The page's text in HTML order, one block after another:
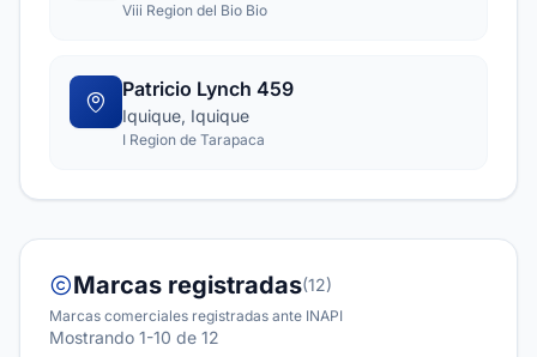
Viii Region del Bio Bio
Patricio Lynch 459
Iquique, Iquique
I Region de Tarapaca
Marcas registradas(12)
Marcas comerciales registradas ante INAPI
Mostrando 1-10 de 12